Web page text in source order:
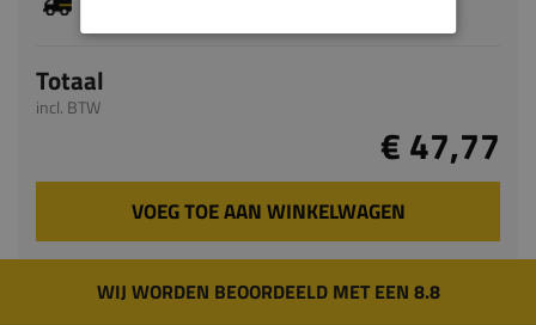
Totaal
incl. BTW
€ 47,77
VOEG TOE AAN WINKELWAGEN
WIJ WORDEN BEOORDEELD MET EEN 8.8